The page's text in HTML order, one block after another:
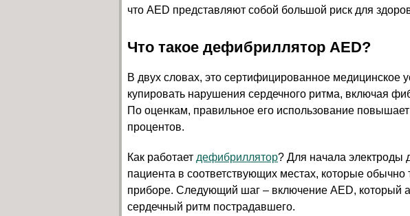
что AED представляют собой большой риск для
Что такое дефибриллятор AED?
В двух словах, это сертифицированное медицинское
купировать нарушения сердечного ритма, включая
По оценкам, правильное его использование
процентов.
Как работает дефибриллятор? Для начала электроды
пациента в соответствующих местах, которые
приборе. Следующий шаг – включение AED, который
сердечный ритм пострадавшего.